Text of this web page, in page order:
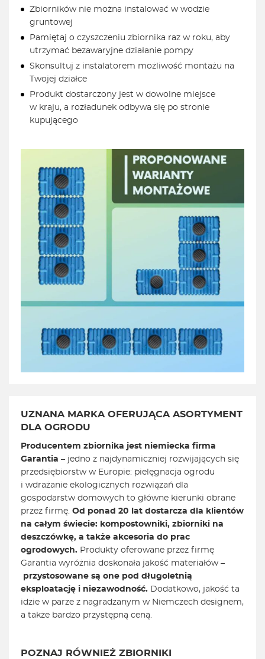
Zbiorników nie można instalować w wodzie
gruntowej
Pamiętaj o czyszczeniu zbiornika raz w roku, aby
utrzymać bezawaryjne działanie pompy
Skonsultuj z instalatorem możliwość montażu na
Twojej działce
Produkt dostarczony jest w dowolne miejsce
w kraju, a rozładunek odbywa się po stronie
kupującego
UZNANA MARKA OFERUJĄCA ASORTYMENT
DLA OGRODU
Producentem zbiornika jest niemiecka firma
Garantia – jedno z najdynamiczniej rozwijających się
przedsiębiorstw w Europie: pielęgnacja ogrodu
i wdrażanie ekologicznych rozwiązań dla
gospodarstw domowych to główne kierunki obrane
przez firmę. Od ponad 20 lat dostarcza dla klientów
na całym świecie: kompostowniki, zbiorniki na
deszczówkę, a także akcesoria do prac
ogrodowych. Produkty oferowane przez firmę
Garantia wyróżnia doskonała jakość materiałów –
przystosowane są one pod długoletnią
eksploatację i niezawodność. Dodatkowo, jakość ta
idzie w parze z nagradzanym w Niemczech designem,
a także bardzo przystępną ceną.
POZNAJ RÓWNIEŻ ZBIORNIKI